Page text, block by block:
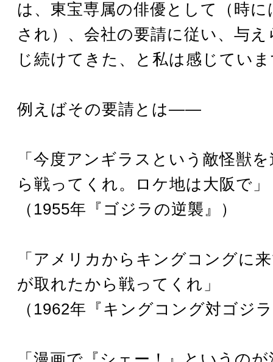
は、東宝専属の俳優として（時に
され）、会社の要請に従い、与
じ続けてきた、と私は感じてい
例えばその要請とは――
「今度アンギラスという敵怪獣
ら戦ってくれ。ロケ地は大阪で」
（1955年『ゴジラの逆襲』）
「アメリカからキングコングに
が取れたから戦ってくれ」
（1962年『キングコング対ゴジ